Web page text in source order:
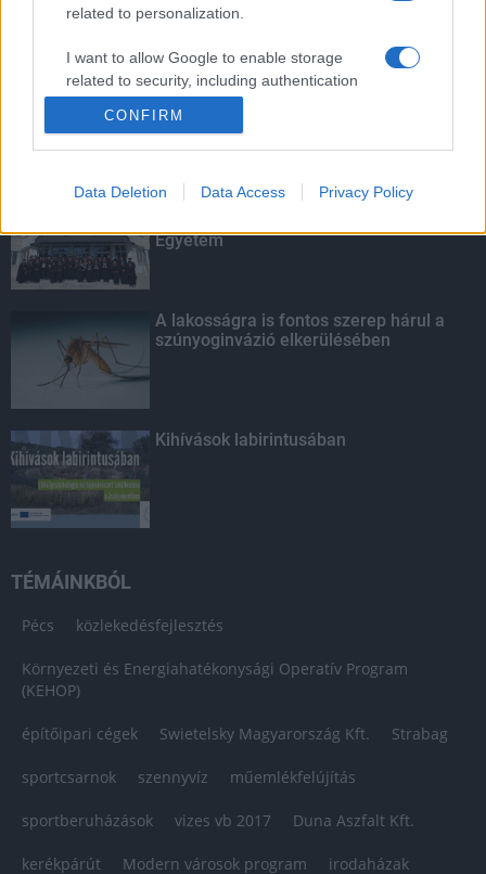
related to personalization.
I want to allow Google to enable storage
related to security, including authentication
functionality and fraud prevention, and other
user protection.
CONFIRM
Data Deletion Data Access Privacy Policy
Amire többmillióan vártunk: szombattól
Kecskeméten is szakirányú
Egyetem
A lakosságra is fontos szerep hárul a
szúnyoginvázió elkerülésében
Kihívások labirintusában
TÉMÁINKBÓL
Pécs közlekedésfejlesztés
Környezeti és Energiahatékonysági Operatív Program
(KEHOP)
építőipari cégek Swietelsky Magyarország Kft. Strabag
sportcsarnok szennyvíz műemlékfelújítás
sportberuházások vizes vb 2017 Duna Aszfalt Kft.
kerékpárút Modern városok program irodaházak